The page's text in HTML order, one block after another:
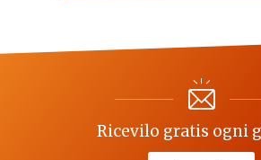
Ricevilo gratis ogni